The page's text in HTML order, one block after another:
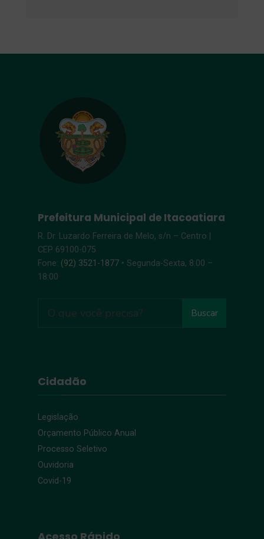
Prefeitura Municipal de Itacoatiara
R. Dr. Luzardo Ferreira de Melo, s/n – Centro |
CEP 69100-075
Fone: (92) 3521-1877 • Segunda-Sexta, 8:00 –
18:00
Buscar
Cidadão
Legislação
Orçamento Público Anual
Processo Seletivo
Ouvidoria
Covid-19